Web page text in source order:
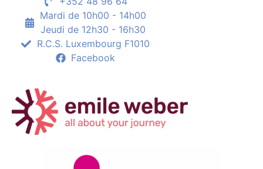
Mardi de 10h00 - 14h00
Jeudi de 12h30 - 16h30
R.C.S. Luxembourg F1010
Facebook